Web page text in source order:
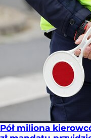
Pół miliona